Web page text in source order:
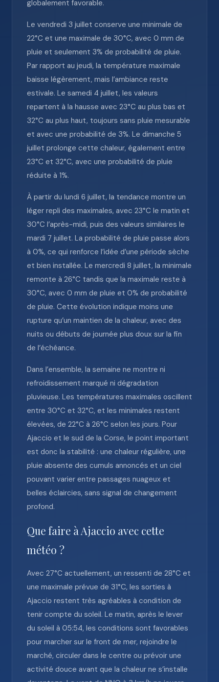
globalement favorable.
Le vendredi 3 juillet conserve une minimale de
22°C et une maximale de 30°C, avec 0 mm de
pluie et seulement 3% de probabilité de pluie.
Par rapport au jeudi, la température maximale
baisse légèrement, mais l’ambiance reste
estivale. Le samedi 4 juillet, les valeurs
repartent à la hausse avec 23°C au plus bas et
32°C au plus haut, toujours sans pluie mesurable
et avec une probabilité de 3%. Le dimanche 5
juillet prolonge cette chaleur, également entre
23°C et 32°C, avec une probabilité de pluie
réduite à 1%.
À partir du lundi 6 juillet, la tendance montre un
léger repli des maximales, avec 23°C le matin et
30°C l’après-midi, puis des valeurs similaires le
mardi 7 juillet. La probabilité de pluie passe alors
à 0%, ce qui renforce l’idée d’une période sèche
et bien installée. Le mercredi 8 juillet, la minimale
remonte à 26°C tandis que la maximale reste à
30°C, avec 0 mm de pluie et 0% de probabilité
de pluie. Cette évolution indique moins une
rupture qu’un maintien de la chaleur, avec des
nuits ou débuts de journée plus doux sur la fin
de l’échéance.
Dans l’ensemble, la semaine ne montre ni
refroidissement marqué ni dégradation
pluvieuse. Les températures maximales oscillent
entre 30°C et 32°C, et les minimales restent
élevées, de 22°C à 26°C selon les jours. Pour
Ajaccio et le sud de la Corse, le point important
est donc la stabilité : une chaleur régulière, une
pluie absente des cumuls annoncés et un ciel
pouvant varier entre passages nuageux et
belles éclaircies, sans signal de changement
profond.
Que faire à Ajaccio avec cette
météo ?
Avec 27°C actuellement, un ressenti de 28°C et
une maximale prévue de 31°C, les sorties à
Ajaccio restent très agréables à condition de
tenir compte du soleil. Le matin, après le lever
du soleil à 05:54, les conditions sont favorables
pour marcher sur le front de mer, rejoindre le
marché, circuler dans le centre ou prévoir une
activité douce avant que la chaleur ne s’installe